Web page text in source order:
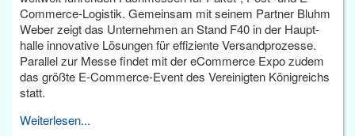
Commerce-Logistik. Gemeinsam mit seinem Partner Bluhm
Weber zeigt das Unternehmen an Stand F40 in der Haupt­
halle innovative Lösungen für effiziente Versandprozesse.
Parallel zur Messe findet mit der eCommerce Expo zudem
das größte E-Commerce-Event des Vereinigten Königreichs
statt.
Weiterlesen...